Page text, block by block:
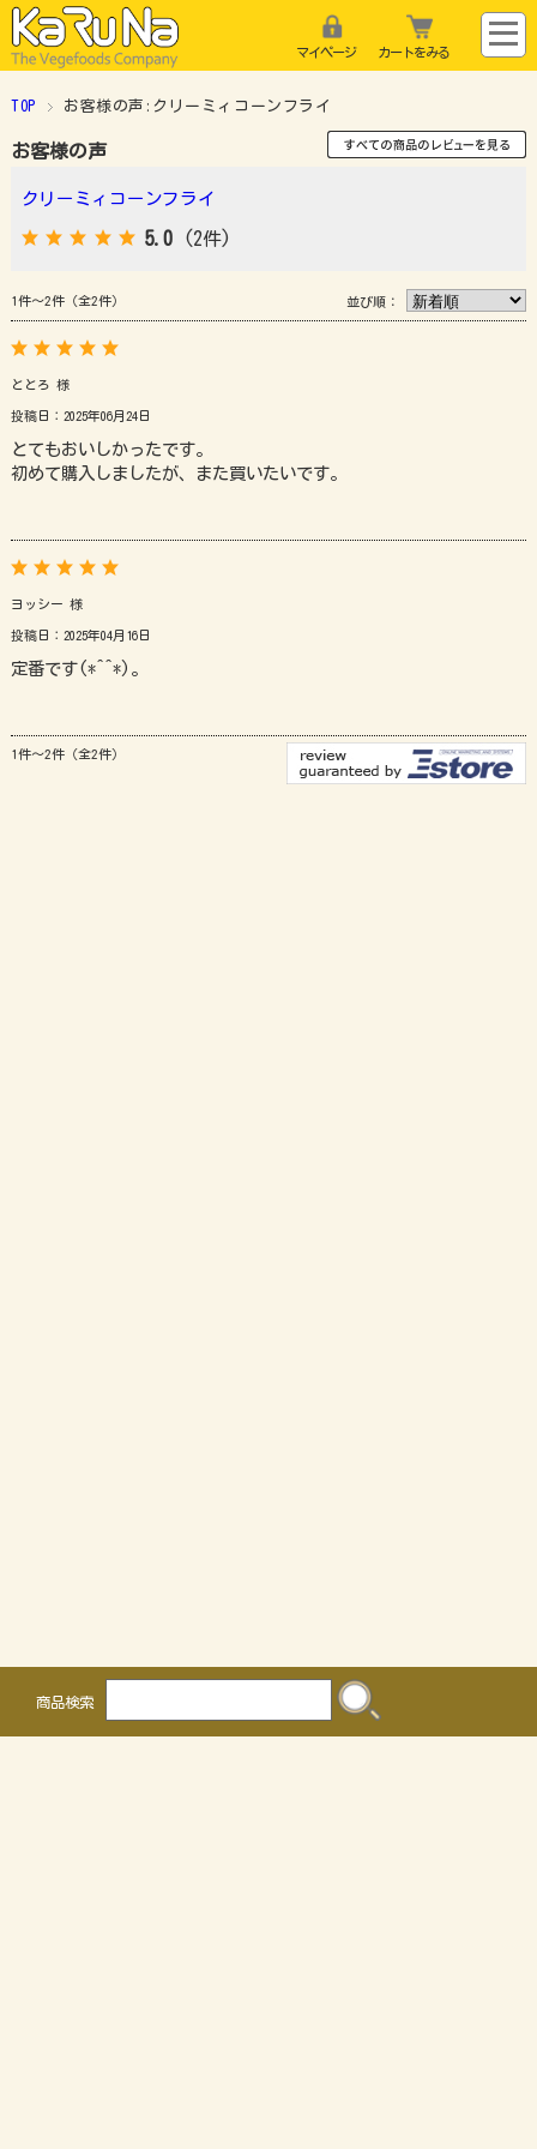
商品検索
マイページ カートをみる
TOP お客様の声:クリーミィコーンフライ
お客様の声
クリーミィコーンフライ
5.0 (2件)
1件～2件（全2件） 並び順：
ととろ 様
投稿日：2025年06月24日
とてもおいしかったです。
初めて購入しましたが、また買いたいです。
ヨッシー 様
投稿日：2025年04月16日
定番です(*^^*)。
1件～2件（全2件）